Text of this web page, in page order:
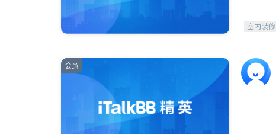
室内装修
会员